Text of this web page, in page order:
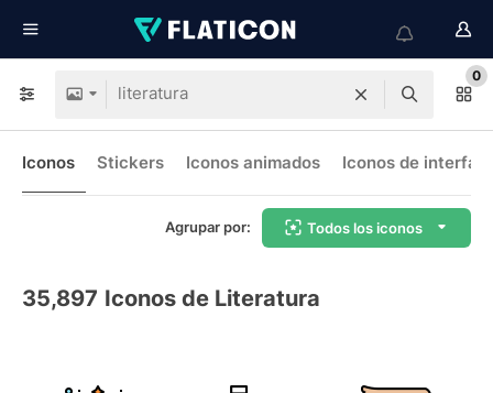
0
Iconos Stickers Iconos animados Iconos de interfaz
Agrupar por: Todos los iconos
35,897 Iconos de Literatura